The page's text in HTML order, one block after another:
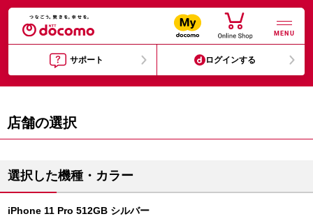
MENU
サポート ログインする
店舗の選択
選択した機種・カラー
iPhone 11 Pro 512GB シルバー